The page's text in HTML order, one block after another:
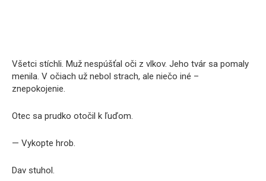
Všetci stíchli. Muž nespúšťal oči z vlkov. Jeho tvár sa pomaly
menila. V očiach už nebol strach, ale niečo iné –
znepokojenie.
Otec sa prudko otočil k ľuďom.
— Vykopte hrob.
Dav stuhol.